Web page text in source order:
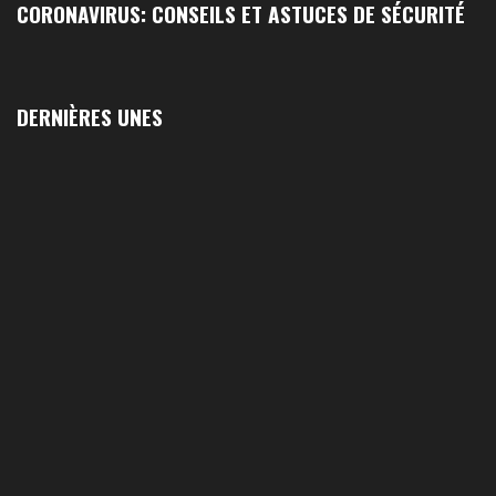
CORONAVIRUS: CONSEILS ET ASTUCES DE SÉCURITÉ
DERNIÈRES UNES